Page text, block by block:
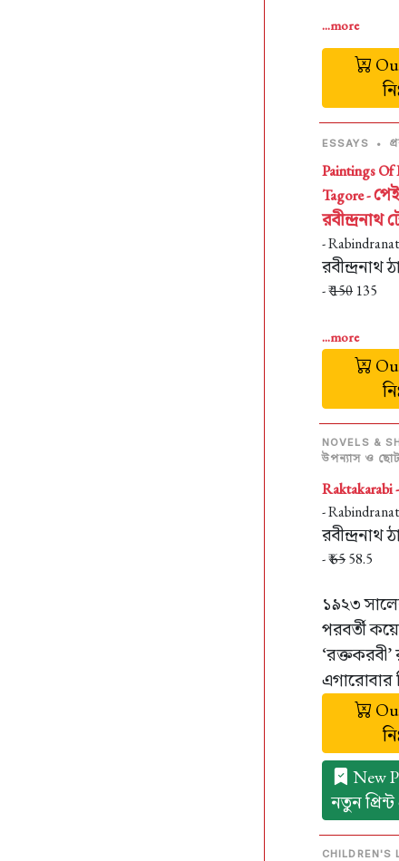
...more
ESSAYS •
Paintings Of
Tagore -
রবীন্দ্রনাথ
-
রবীন্দ্রনাথ
- ₹150 135
...more
NOVELS &
উপন্যাস ও
Raktakarabi
-
রবীন্দ্রনাথ
- ₹6558.5
১৯২৩
পরবর্তী
‘রক্তকরবী’
এগারোবার
New
নতুন
CHILDREN'S